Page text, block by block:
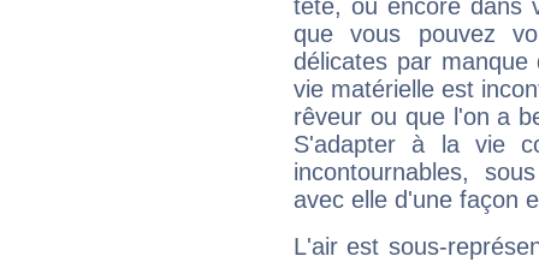
tête, ou encore dans
que vous pouvez
délicates par
vie matérielle est
rêveur ou que l'on a
S'adapter à la vie
incontournables,
avec elle d'une façon
L'air est sous-